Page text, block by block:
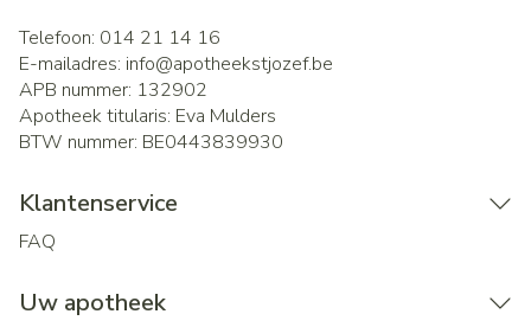
Telefoon: 014 21 14 16
E-mailadres: info@apotheekstjozef.be
APB nummer: 132902
Apotheek titularis: Eva Mulders
BTW nummer: BE0443839930
Klantenservice
FAQ
Uw apotheek